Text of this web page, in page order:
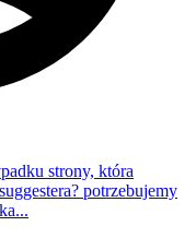
strony, która
potrzebujemy